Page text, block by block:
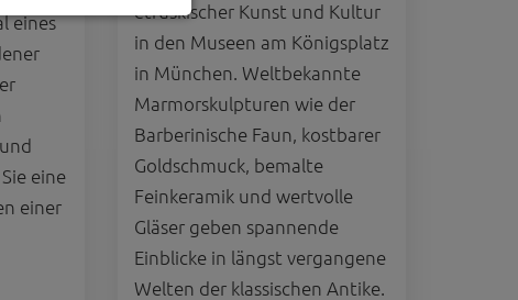
Daten
gespeicherten Daten
Wir verwenden
mehr Ihrem Besuch
Besucher auf dieser
eines
eine
einer
etruskischer Kunst und Kultur
in den Museen am Königsplatz
in München. Weltbekannte
Marmorskulpturen wie der
Barberinische Faun, kostbarer
Goldschmuck, bemalte
Feinkeramik und wertvolle
Gläser geben spannende
Einblicke in längst vergangene
Welten der klassischen Antike.